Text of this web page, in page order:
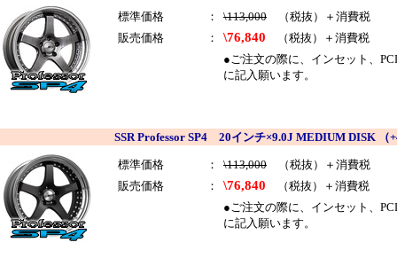
標準価格 ： \113,000 （税抜）＋消費税
販売価格
： \76,840 （税抜）＋消費税
●ご注文の際に、インセット、
に記入願います。
SSR Professor SP4 20インチ×9.0J MEDIUM DISK （
標準価格 ： \113,000 （税抜）＋消費税
販売価格
： \76,840 （税抜）＋消費税
●ご注文の際に、インセット、
に記入願います。